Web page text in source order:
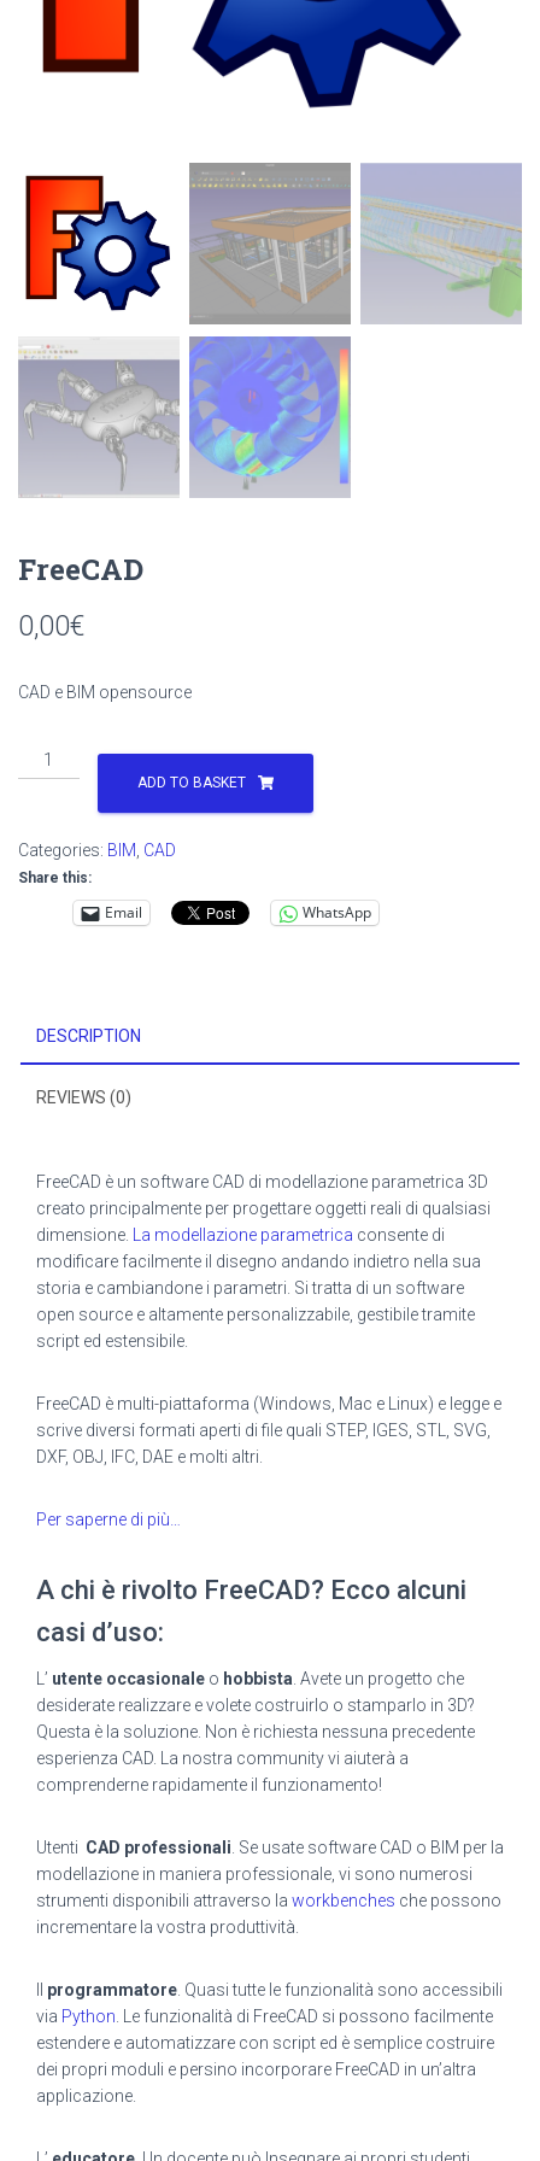
FreeCAD
0,00€
CAD e BIM opensource
FreeCAD
quantity
ADD TO BASKET
Categories: BIM CAD
Share this:
Email WhatsApp
DESCRIPTION
REVIEWS (0)
FreeCAD è un software CAD di modellazione parametrica 3D
creato principalmente per progettare oggetti reali di qualsiasi
dimensione. La modellazione parametrica consente di
modificare facilmente il disegno andando indietro nella sua
storia e cambiandone i parametri. Si tratta di un software
open source e altamente personalizzabile, gestibile tramite
script ed estensibile.
FreeCAD è multi-piattaforma (Windows, Mac e Linux) e legge e
scrive diversi formati aperti di file quali STEP, IGES, STL, SVG,
DXF, OBJ, IFC, DAE e molti altri.
Per saperne di più…
A chi è rivolto FreeCAD? Ecco alcuni
casi d’uso:
L’ utente occasionale o hobbista . Avete un progetto che
desiderate realizzare e volete costruirlo o stamparlo in 3D?
Questa è la soluzione. Non è richiesta nessuna precedente
esperienza CAD. La nostra community vi aiuterà a
comprenderne rapidamente il funzionamento!
Utenti CAD professionali . Se usate software CAD o BIM per la
modellazione in maniera professionale, vi sono numerosi
strumenti disponibili attraverso la workbenches che possono
incrementare la vostra produttività.
Il programmatore . Quasi tutte le funzionalità sono accessibili
via Python . Le funzionalità di FreeCAD si possono facilmente
estendere e automatizzare con script ed è semplice costruire
dei propri moduli e persino incorporare FreeCAD in un’altra
applicazione.